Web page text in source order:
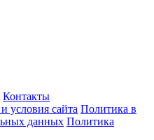
Контакты
условия сайта Политика в
данных Политика